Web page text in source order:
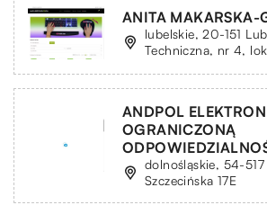
ANITA MAKARSKA-
lubelskie, 20-151
Techniczna, nr 4,
ANDPOL
OGRANICZONĄ
dolnośląskie, 54-517
Szczecińska 17E